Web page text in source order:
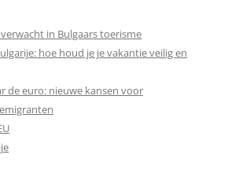
in Bulgaars toerisme
hoe houd je je vakantie veilig en
de euro: nieuwe kansen voor